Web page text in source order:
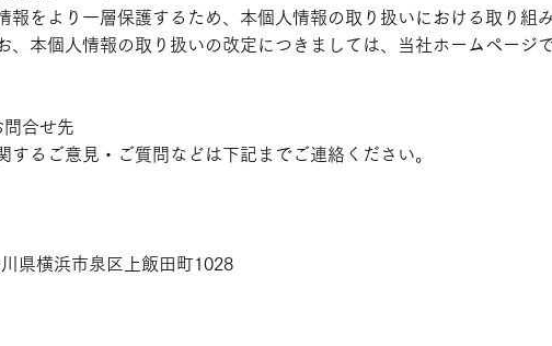
報をより一層保護するため、本個人情報の取り扱いにおける取り組
、本個人情報の取り扱いの改定につきましては、当社ホームページ
合せ先
するご意見・ご質問などは下記までご連絡ください。
県横浜市泉区上飯田町1028